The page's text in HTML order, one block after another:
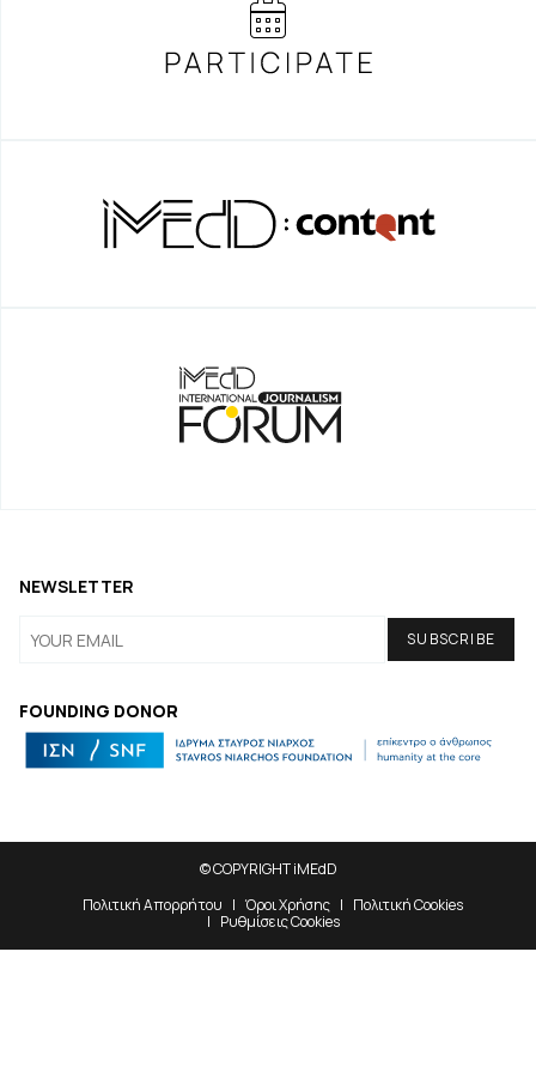
FOUNDING DONOR
NEWSLETTER
© COPYRIGHT iMEdD
Πολιτική Απορρήτου
Όροι Χρήσης
Πολιτική Cookies
Ρυθμίσεις Cookies